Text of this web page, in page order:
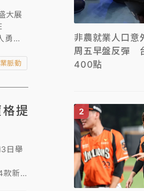
大展
勇於
義的
脈動
提
日舉
款新
非農就業人口意
周五早盤反彈
400點